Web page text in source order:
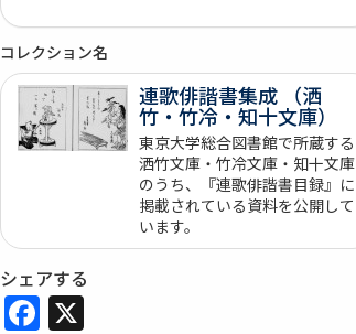
コレクション名
連歌俳諧書集成 （洒
竹・竹冷・知十文庫）
東京大学総合図書館で所蔵する
洒竹文庫・竹冷文庫・知十文庫
のうち、『連歌俳諧書目録』に
掲載されている資料を公開して
います。
シェアする
Facebook
X